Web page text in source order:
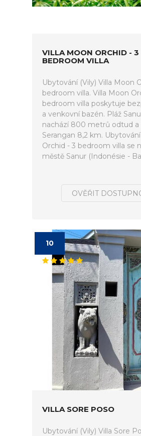
VILLA MOON ORCHID - 3
BEDROOM VILLA
Ubytování (Vily) Villa Moon
bedroom villa. Villa Moon
bedroom villa poskytuje
a venkovní bazén. Pláž
nachází 800 metrů odtud a
Serangan 8,2 km.
Orchid - 3 bedroom villa se
městě Sanur (Indonésie -
OVĚŘIT
10
VILLA SORE POSO
Ubytování (Vily) Villa Sore